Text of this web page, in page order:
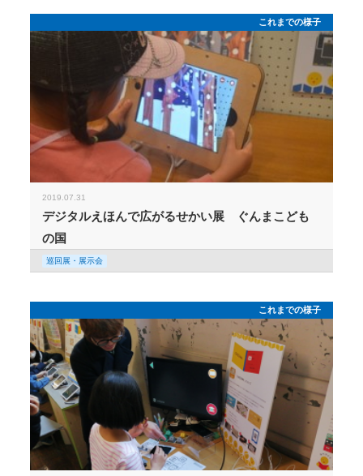
これまでの様子
2019.07.31
デジタルえほんで広がるせかい展 ぐんまこども
の国
巡回展・展示会
これまでの様子